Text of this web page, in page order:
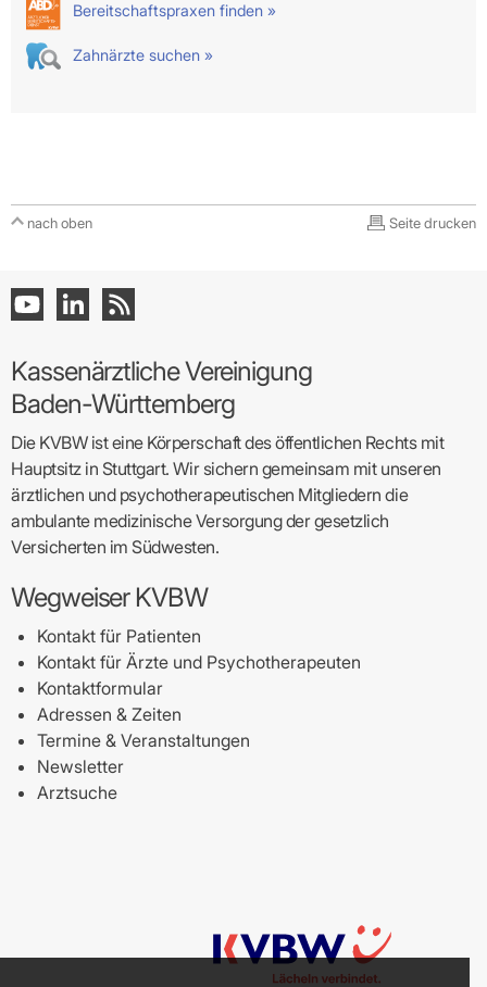
Bereitschaftspraxen finden »
Zahnärzte suchen »
nach oben Seite drucken
Kassenärztliche Vereinigung
Baden-Württemberg
Die KVBW ist eine Körperschaft des öffentlichen Rechts mit
Hauptsitz in Stuttgart. Wir sichern gemeinsam mit unseren
ärztlichen und psychotherapeutischen Mitgliedern die
ambulante medizinische Versorgung der gesetzlich
Versicherten im Südwesten.
Wegweiser KVBW
Kontakt für Patienten
Kontakt für Ärzte und Psychotherapeuten
Kontaktformular
Adressen & Zeiten
Termine & Veranstaltungen
Newsletter
Arztsuche